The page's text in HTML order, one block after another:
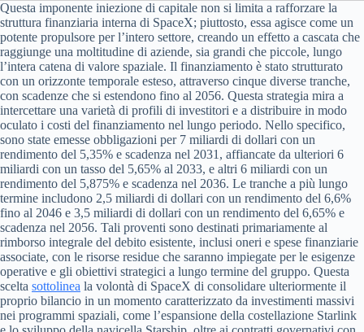
Questa imponente iniezione di capitale non si limita a rafforzare la
struttura finanziaria interna di SpaceX; piuttosto, essa agisce come un
potente propulsore per l’intero settore, creando un effetto a cascata che
raggiunge una moltitudine di aziende, sia grandi che piccole, lungo
l’intera catena di valore spaziale. Il finanziamento è stato strutturato
con un orizzonte temporale esteso, attraverso cinque diverse tranche,
con scadenze che si estendono fino al 2056. Questa strategia mira a
intercettare una varietà di profili di investitori e a distribuire in modo
oculato i costi del finanziamento nel lungo periodo. Nello specifico,
sono state emesse obbligazioni per 7 miliardi di dollari con un
rendimento del 5,35% e scadenza nel 2031, affiancate da ulteriori 6
miliardi con un tasso del 5,65% al 2033, e altri 6 miliardi con un
rendimento del 5,875% e scadenza nel 2036. Le tranche a più lungo
termine includono 2,5 miliardi di dollari con un rendimento del 6,6%
fino al 2046 e 3,5 miliardi di dollari con un rendimento del 6,65% e
scadenza nel 2056. Tali proventi sono destinati primariamente al
rimborso integrale del debito esistente, inclusi oneri e spese finanziarie
associate, con le risorse residue che saranno impiegate per le esigenze
operative e gli obiettivi strategici a lungo termine del gruppo. Questa
scelta sottolinea la volontà di SpaceX di consolidare ulteriormente il
proprio bilancio in un momento caratterizzato da investimenti massivi
nei programmi spaziali, come l’espansione della costellazione Starlink